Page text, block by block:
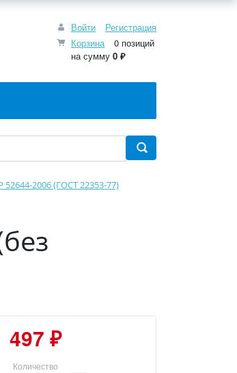
Войти
Регистрация
Корзина
0 позиций
на сумму 0 ₽
2006 (ГОСТ 22353-77)
497 ₽
Количество